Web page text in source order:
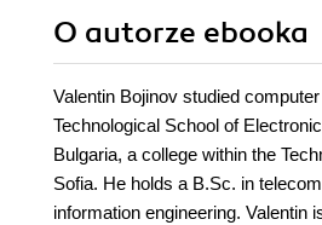
O autorze ebooka
Valentin Bojinov studied
Technological School of
Bulgaria, a college within the
Sofia. He holds a B.Sc. in
information engineering. Valentin